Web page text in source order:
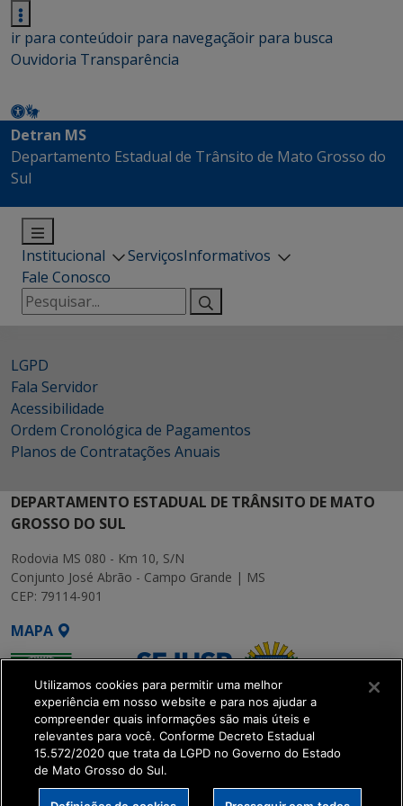
ir para conteúdoir para navegaçãoir para busca
Ouvidoria Transparência
Detran MS
Departamento Estadual de Trânsito de Mato Grosso do
Sul
Institucional ServiçosInformativos
Fale Conosco
Pesquisar
por:
LGPD
Fala Servidor
Acessibilidade
Ordem Cronológica de Pagamentos
Planos de Contratações Anuais
DEPARTAMENTO ESTADUAL DE TRÂNSITO DE MATO
GROSSO DO SUL
Rodovia MS 080 - Km 10, S/N
Conjunto José Abrão - Campo Grande | MS
CEP: 79114-901
MAPA
SETDIG | Secretaria-
Executiva de
Utilizamos cookies para permitir uma melhor
experiência em nosso website e para nos ajudar a
compreender quais informações são mais úteis e
relevantes para você. Conforme Decreto Estadual
15.572/2020 que trata da LGPD no Governo do Estado
de Mato Grosso do Sul.